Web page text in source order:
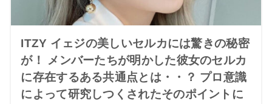
ITZY イェジの美しいセルカには驚きの秘密
が！ メンバーたちが明かした彼女のセルカ
に存在するある共通点とは・・？ プロ意識
によって研究しつくされたそのポイントに